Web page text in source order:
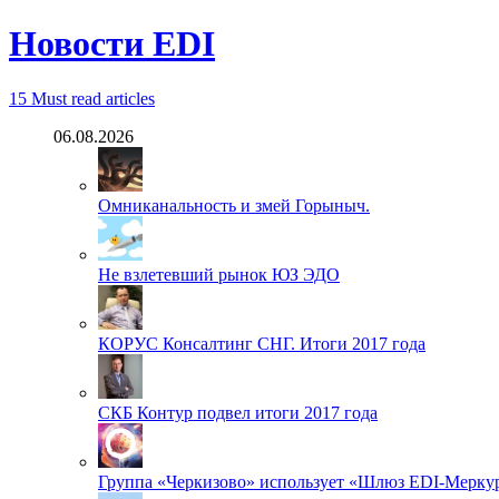
Новости EDI
15 Must read articles
06.08.2026
Омниканальность и змей Горыныч.
Не взлетевший рынок ЮЗ ЭДО
КОРУС Консалтинг СНГ. Итоги 2017 года
СКБ Контур подвел итоги 2017 года
Группа «Черкизово» использует «Шлюз EDI-